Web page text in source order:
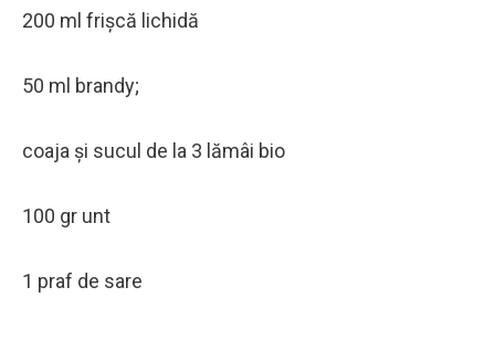
200 ml frișcă lichidă
50 ml brandy;
coaja şi sucul de la 3 lămâi bio
100 gr unt
1 praf de sare